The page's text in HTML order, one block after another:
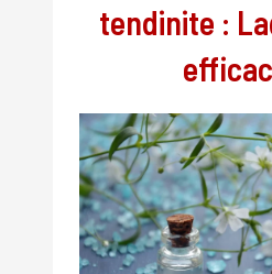
tendinite :